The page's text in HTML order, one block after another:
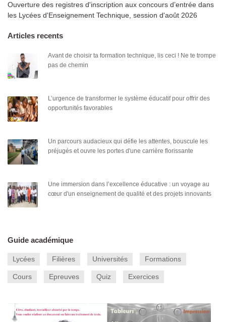
Ouverture des registres d'inscription aux concours d’entrée dans
les Lycées d'Enseignement Technique, session d'août 2026
Articles recents
Avant de choisir ta formation technique, lis ceci ! Ne te trompe
pas de chemin
L’urgence de transformer le système éducatif pour offrir des
opportunités favorables
Un parcours audacieux qui défie les attentes, bouscule les
préjugés et ouvre les portes d'une carrière florissante
Une immersion dans l’excellence éducative : un voyage au
cœur d'un enseignement de qualité et des projets innovants
Guide académique
Lycées Filières Universités Formations
Cours Epreuves Quiz Exercices